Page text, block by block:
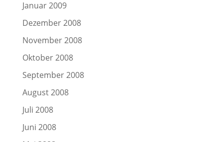
Januar 2009
Dezember 2008
November 2008
Oktober 2008
September 2008
August 2008
Juli 2008
Juni 2008